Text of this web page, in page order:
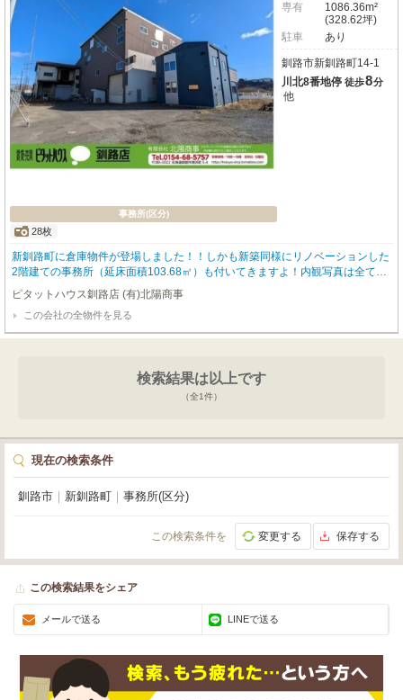
事務所(区分)
28枚
専有
1086.36m²
(328.62坪)
駐車
あり
釧路市新釧路町14-1
川北8番地停 徒歩8分
他
新釧路町に倉庫物件が登場しました！！しかも新築同様にリノベーションした
2階建ての事務所（延床面積103.68㎡）も付いてきますよ！内観写真は全てこ
ちらの事務所のものとなります。吹抜で開放的な空間と、エントランスホール
からトイレへ続くオシャレなアーチも是非現地でご覧になって下さい(^^♪ 倉
庫に関しては増築部分も含めて延面積1086㎡と大容量の備蓄・収容が可能で
す。土地は合計6筆での売買となります。詳細は備考欄をご覧ください。弊社
ピタットハウス釧路店 (有)北陽商事
この会社の全物件を見る
検索結果は以上です
（全1件）
現在の検索条件
釧路市 新釧路町 事務所(区分)
この検索条件を 変更する 保存する
この検索結果をシェア
メールで送る LINEで送る